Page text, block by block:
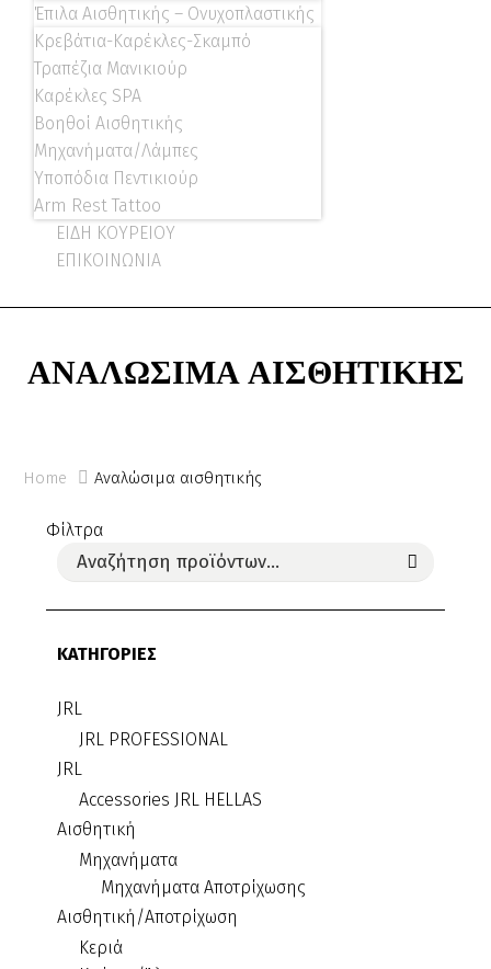
Έπιλα Αισθητικής – Ονυχοπλαστικής
Κρεβάτια-Καρέκλες-Σκαμπό
Τραπέζια Μανικιούρ
Καρέκλες SPA
Βοηθοί Αισθητικής
Μηχανήματα/Λάμπες
Υποπόδια Πεντικιούρ
Arm Rest Tattoo
ΕΙΔΗ ΚΟΥΡΕΙΟΥ
ΕΠΙΚΟΙΝΩΝΙΑ
ΑΝΑΛΏΣΙΜΑ ΑΙΣΘΗΤΙΚΉΣ
Home Αναλώσιμα αισθητικής
Φίλτρα
ΚΑΤΗΓΟΡΙΕΣ
JRL
JRL PROFESSIONAL
JRL
Accessories JRL HELLAS
Αισθητική
Μηχανήματα
Μηχανήματα Αποτρίχωσης
Αισθητική/Αποτρίχωση
Κεριά